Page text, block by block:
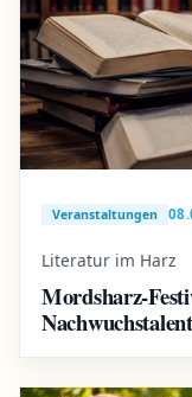
Veranstaltungen
Literatur im Harz
Mordsharz-